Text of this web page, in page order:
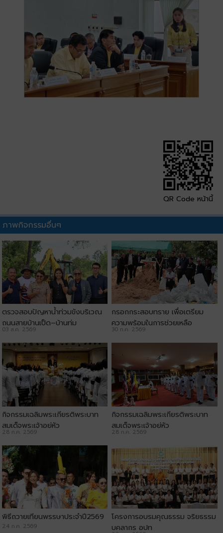
QR Code หน้านี้
ภาพกิจกรรมอื่นๆ
ตรวจสอบปัญหาน้ำท่วมขังบริเวณ
ถนนสายบ้านเป็ด–บ้านทุ่ม
03 ส.ค. 2569
กรอกกระสอบทราย เพื่อเตรียม
ความพร้อมในการช่วยเหลือ
ประชาชน
30 ก.ค. 2569
กิจกรรมเฉลิมพระเกียรติพระบาท
สมเด็จพระเจ้าอยู่หัว
28 ก.ค. 2569
กิจกรรมเฉลิมพระเกียรติพระบาท
สมเด็จพระเจ้าอยู่หัว
28 ก.ค. 2569
พิธีถวายเทียนพรรษาประจำปี2569
24 ก.ค. 2569
โครงการอบรมคุณธรรม จริยธรรม
บุคลากร อปท